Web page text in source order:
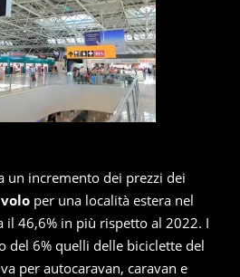
un incremento dei prezzi dei
volo per una località estera nel
46,6% in più rispetto al 2022. I
del 6% quelli delle biciclette del
per autocaravan, caravan e